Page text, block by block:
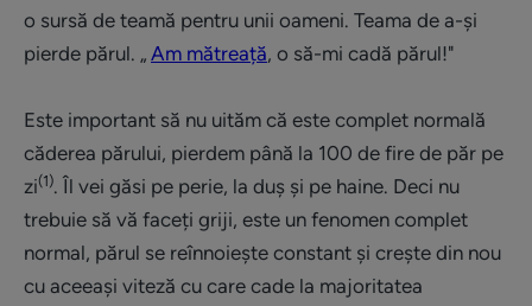
o sursă de teamă pentru unii oameni. Teama de a-și
pierde părul. „ Am mătreață, o să-mi cadă părul!"
Este important să nu uităm că este complet normală
căderea părului, pierdem până la 100 de fire de păr pe
zi(1). Îl vei găsi pe perie, la duș și pe haine. Deci nu
trebuie să vă faceți griji, este un fenomen complet
normal, părul se reînnoiește constant și crește din nou
cu aceeași viteză cu care cade la majoritatea